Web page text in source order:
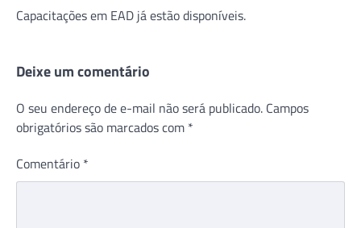
Capacitações em EAD já estão disponíveis.
Deixe um comentário
O seu endereço de e-mail não será publicado. Campos
obrigatórios são marcados com *
Comentário *